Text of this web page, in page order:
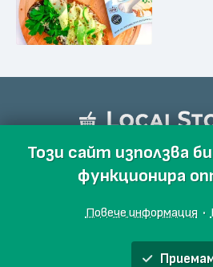
Този сайт използва
функционира
Повече информация ·